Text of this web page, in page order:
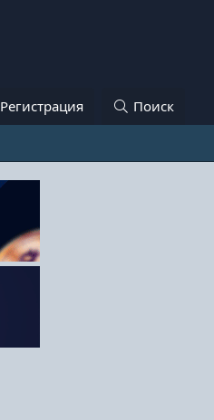
Регистрация Поиск